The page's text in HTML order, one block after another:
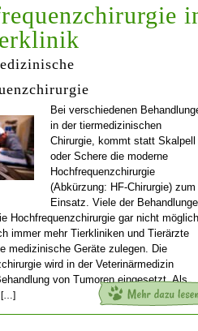
Bei verschiedenen
in der tiermedizinischen
Chirurgie, kommt statt Skalpell
oder Schere die moderne
Hochfrequenzchirurgie
(Abkürzung: HF-Chirurgie) zum
Einsatz. Viele der
Hochfrequenzchirurgie gar nicht
immer mehr Tierkliniken und Tierärzte
medizinische Geräte zulegen. Die
wird in der Veterinärmedizin
von Tumoren eingesetzt. Als
[…]